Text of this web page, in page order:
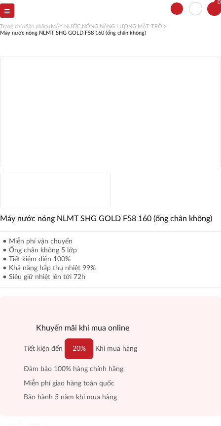
0
Trang chủ Sản phẩm
MÁY NƯỚC NÓNG NĂNG LƯỢNG MẶT TRỜI
Máy nước nóng NLMT SHG GOLD F58 160 (ống chân không)
Máy nước nóng NLMT SHG GOLD F58 160 (ống chân không)
Miễn phí vận chuyển
Ống chân không 5 lớp
Tiết kiệm điện 100%
Khả năng hấp thụ nhiệt 99%
Siêu giữ nhiệt lên tới 72h
Khuyến mãi khi mua online
Tiết kiện đến 20% Khi mua hàng
Đảm bảo 100% hàng chính hãng
Miễn phí giao hàng toàn quốc
Bảo hành 5 năm khi mua hàng